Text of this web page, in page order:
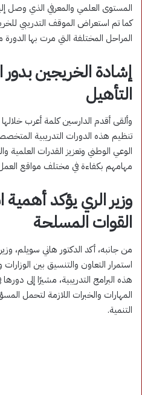
المستوى العلمي والمعرفي الذي وصل
كما تم استعراض الموقف التدريبي
المراحل المختلفة التي مرت بها
إشادة الخريجين
التأهيل
وألقى أقدم الدارسين كلمة أعرب
تنظيم هذه الدورات التدريبية
الوعي الوطني وتعزيز القدرات العلمية
مهامهم بكفاءة في مختلف مواقع
وزير الري يؤكد أهمية
القوات المسلحة
من جانبه، أكد الدكتور هاني سويلم،
استمرار التعاون والتنسيق بين
هذه البرامج التدريبية، مشيرًا إلى
المهارات والخبرات اللازمة لتحمل
التنمية.